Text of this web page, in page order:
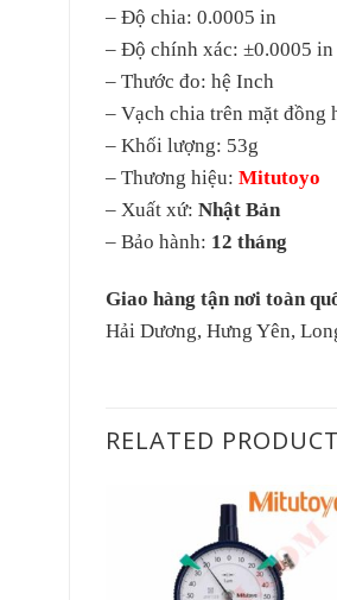
– Độ chia: 0.0005 in
– Độ chính xác: ±0.0005 in
– Thước đo: hệ Inch
– Vạch chia trên mặt đồng
– Khối lượng: 53g
– Thương hiệu: Mitutoyo
– Xuất xứ: Nhật Bản
– Bảo hành: 12 tháng
Giao hàng tận nơi toàn
Hải Dương, Hưng Yên,
RELATED